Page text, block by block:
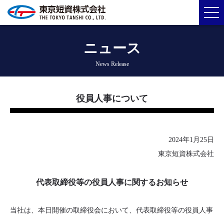
ニュース
News Release
役員人事について
2024年1月25日
東京短資株式会社
代表取締役等の役員人事に関するお知らせ
当社は、本日開催の取締役会において、代表取締役等の役員人事